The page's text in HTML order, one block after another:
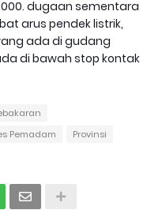
dugaan sementara
arus pendek listrik,
ada di gudang
di bawah stop kontak
Pemadam
Provinsi